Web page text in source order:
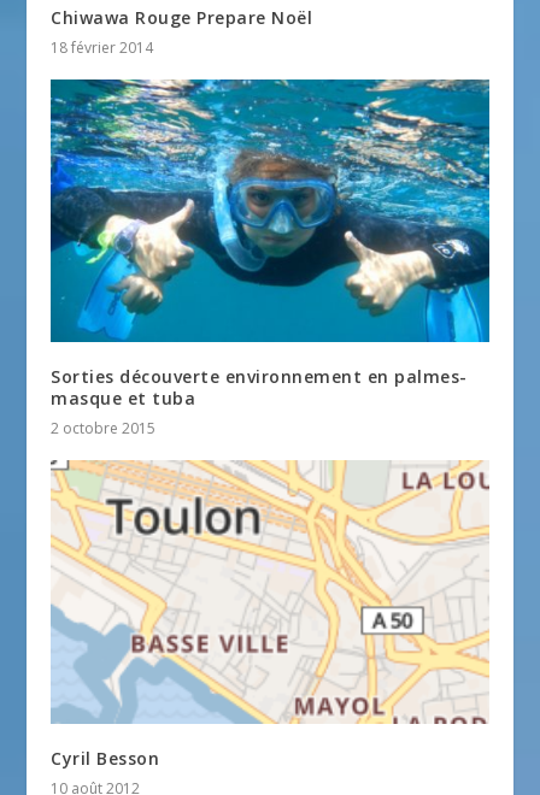
Chiwawa Rouge Prepare Noël
18 février 2014
Sorties découverte environnement en palmes-
masque et tuba
2 octobre 2015
Cyril Besson
10 août 2012